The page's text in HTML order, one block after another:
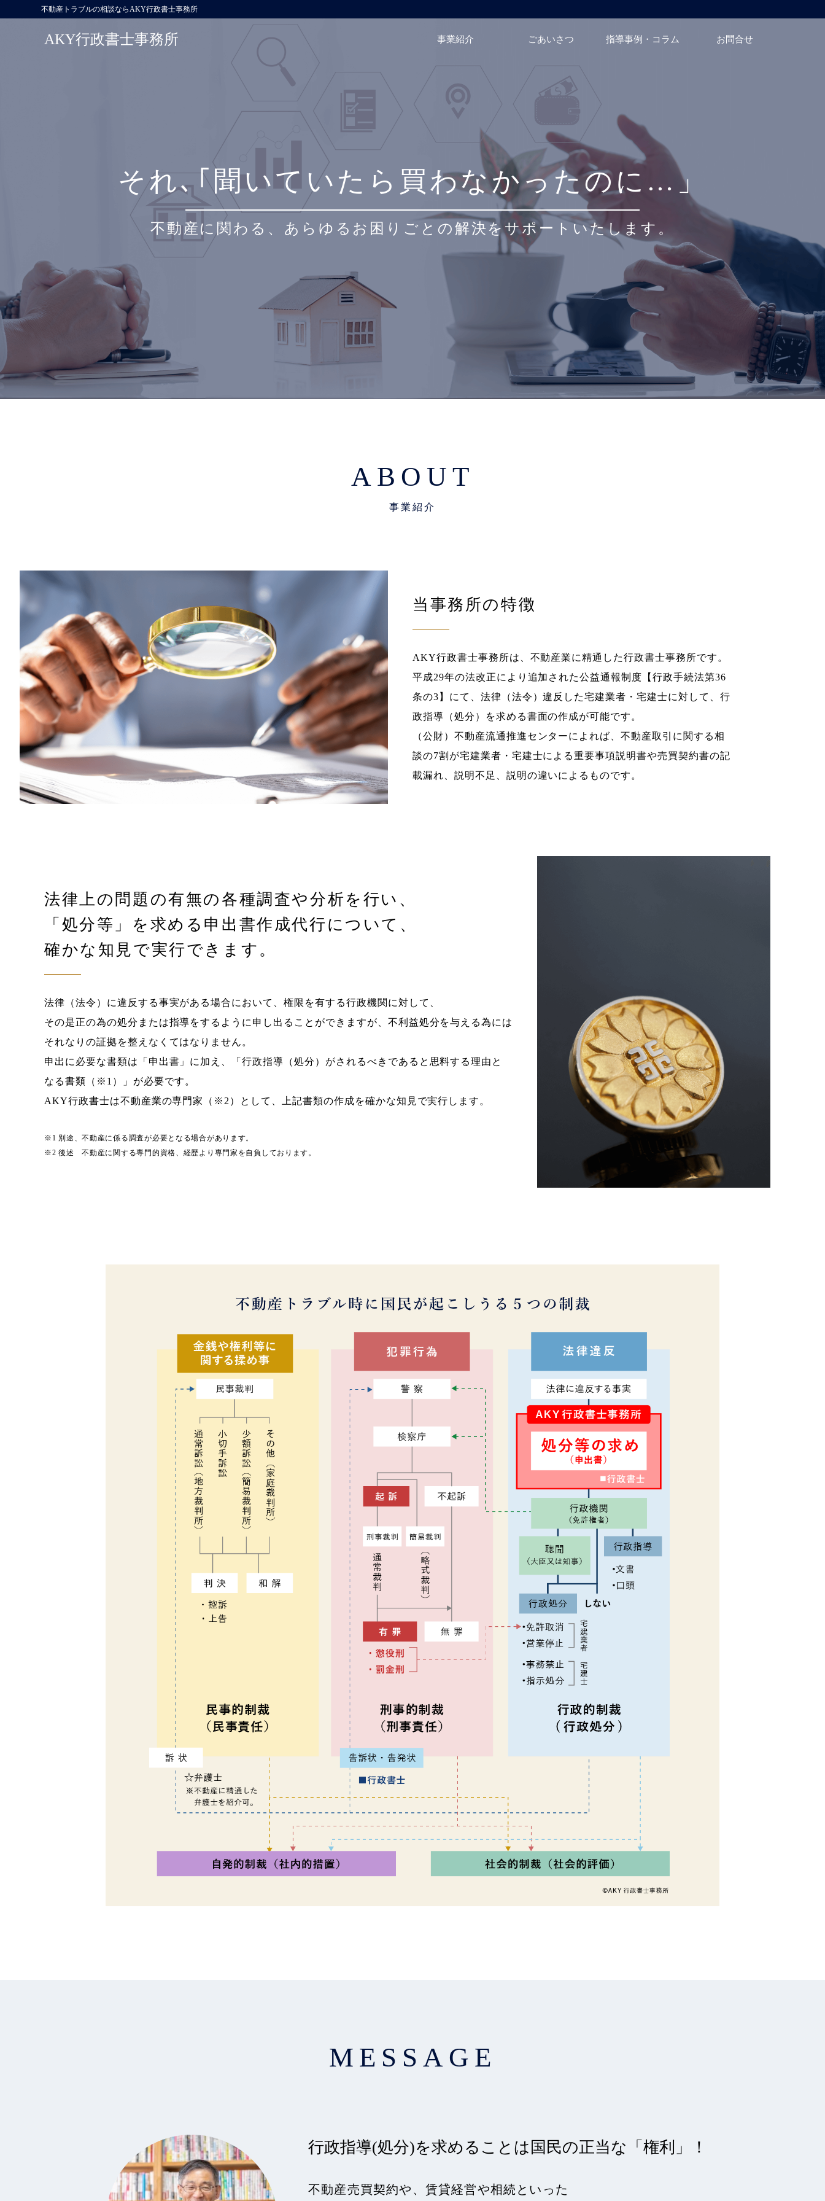
不動産トラブルの相談ならAKY行政書士事務所
AKY行政書士事務所 事業紹介 ごあいさつ 指導事例・コラム お問合せ
それ､ ｢聞いていたら買わなかったのに…」
不動産に関わる、あらゆるお困りごとの解決をサポートいたします。
ABOUT
当事務所の特徴
AKY行政書士事務所は、不動産業に精通した行政書士事務所です。
平成29年の法改正により追加された公益通報制度【行政手続法第36
条の3】にて、法律（法令）違反した宅建業者・宅建士に対して、行
政指導（処分）を求める書面の作成が可能です。
（公財）不動産流通推進センターによれば、不動産取引に関する相
談の7割が宅建業者・宅建士による重要事項説明書や売買契約書の記
載漏れ、説明不足、説明の違いによるものです。
法律上の問題の有無の各種調査や分析を行い、
「処分等」を求める申出書作成代行について、
確かな知見で実行できます。
法律（法令）に違反する事実がある場合において、権限を有する行政機関に対して、
その是正の為の処分または指導をするように申し出ることができますが、不利益処分を与える為には
それなりの証拠を整えなくてはなりません。
申出に必要な書類は「申出書」に加え、「行政指導（処分）がされるべきであると思料する理由と
なる書類（※1）」が必要です。
AKY行政書士は不動産業の専門家（※2）として、上記書類の作成を確かな知見で実行します。
※1 別途、不動産に係る調査が必要となる場合があります。
※2 後述 不動産に関する専門的資格、経歴より専門家を自負しております。
MESSAGE
行政指導(処分)を求めることは国民の正当な「権利」！
不動産売買契約や、賃貸経営や相続といった